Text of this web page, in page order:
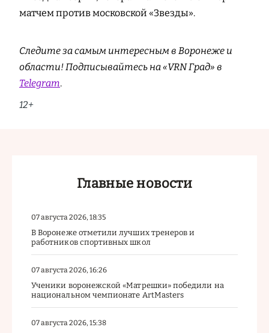
матчем против московской «Звезды».
Следите за самым интересным в Воронеже и
области! Подписывайтесь на «VRN Град» в
Telegram.
12+
Главные новости
07 августа 2026, 18:35
В Воронеже отметили лучших тренеров и
работников спортивных школ
07 августа 2026, 16:26
Ученики воронежской «Матрешки» победили на
национальном чемпионате ArtMasters
07 августа 2026, 15:38